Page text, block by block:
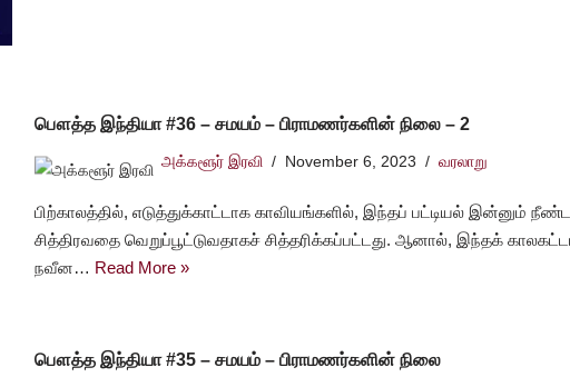
பௌத்த இந்தியா #36 – சமயம் – பிராமணர்களின் நிலை – 2
அக்களூர் இரவி November 6, 2023 வரலாறு
பிற்காலத்தில், எடுத்துக்காட்டாக காவியங்களில், இந்தப் பட்டியல் இன்னும்
சித்திரவதை வெறுப்பூட்டுவதாகச் சித்தரிக்கப்பட்டது. ஆனால், இந்தக்
நவீன… Read More »
பௌத்த இந்தியா #35 – சமயம் – பிராமணர்களின் நிலை